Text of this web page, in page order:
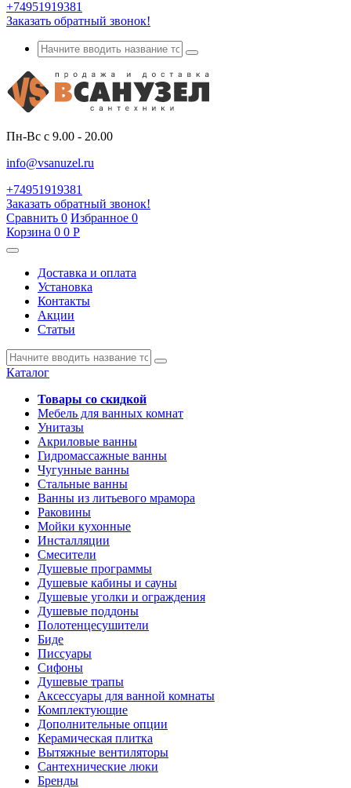
+74951919381
Заказать обратный звонок!
Пн-Вс с 9.00 - 20.00
info@vsanuzel.ru
+74951919381
Заказать обратный звонок!
Сравнить 0 Избранное 0
Корзина 0 0 Р
Доставка и оплата
Установка
Контакты
Акции
Статьи
Каталог
Товары со скидкой
Мебель для ванных комнат
Унитазы
Акриловые ванны
Гидромассажные ванны
Чугунные ванны
Стальные ванны
Ванны из литьевого мрамора
Раковины
Мойки кухонные
Инсталляции
Смесители
Душевые программы
Душевые кабины и сауны
Душевые уголки и ограждения
Душевые поддоны
Полотенцесушители
Биде
Писсуары
Сифоны
Душевые трапы
Аксессуары для ванной комнаты
Комплектующие
Дополнительные опции
Керамическая плитка
Вытяжные вентиляторы
Сантехнические люки
Бренды